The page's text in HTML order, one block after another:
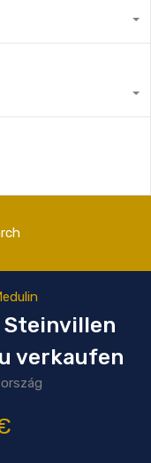
Steinvillen
verkaufen